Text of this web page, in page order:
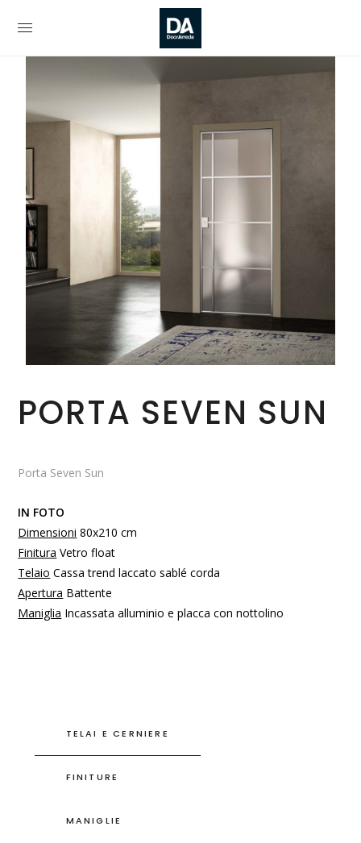
PORTA SEVEN SUN
Porta Seven Sun
IN FOTO
Dimensioni 80x210 cm
Finitura Vetro float
Telaio Cassa trend laccato sablé corda
Apertura Battente
Maniglia Incassata alluminio e placca con nottolino
TELAI E CERNIERE
FINITURE
MANIGLIE